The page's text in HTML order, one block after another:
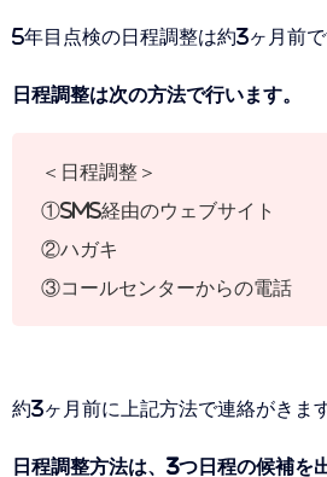
5年目点検の日程調整は約3ヶ月前で
日程調整は次の方法で行います。
＜日程調整＞
①SMS経由のウェブサイト
②ハガキ
③コールセンターからの電話
約3ヶ月前に上記方法で連絡がきます
日程調整方法は、3つ日程の候補を